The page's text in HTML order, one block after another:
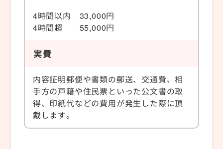
4時間以内 33,000円
4時間超 55,000円
実費
内容証明郵便や書類の郵送、交通費、相
手方の戸籍や住民票といった公文書の取
得、印紙代などの費用が発生した際に頂
戴します。